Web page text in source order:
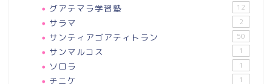
グアテマラ学習塾 12
サラマ 2
サンティアゴアティトラン 50
サンマルコス 1
ソロラ 1
チニケ 1